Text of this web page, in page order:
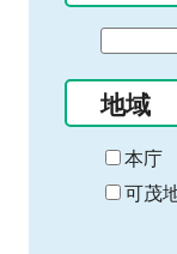
の
始
ま
り
地域
本庁
可茂